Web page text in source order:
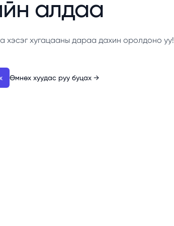
алдаа
хэсэг хугацааны дараа дахин оролдоно уу!
Өмнөх хуудас руу буцах →